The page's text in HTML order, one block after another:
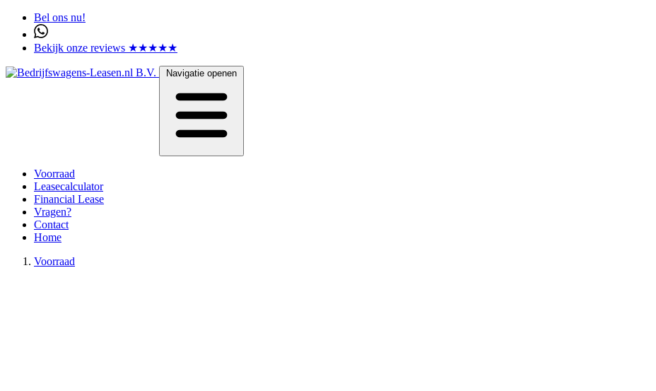
Bel ons nu!
Bekijk onze reviews ★★★★★
Navigatie openen
Voorraad
Leasecalculator
Financial Lease
Vragen?
Contact
Home
Voorraad